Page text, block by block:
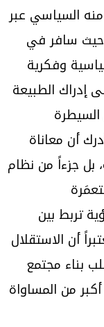
السياسي عبر
حيث سافر في
وفكرية
إدراك الطبيعة
السيطرة
أن معاناة
بل جزءاً من نظام
تربط بين
أن الاستقلال
بناء مجتمع
من المساواة